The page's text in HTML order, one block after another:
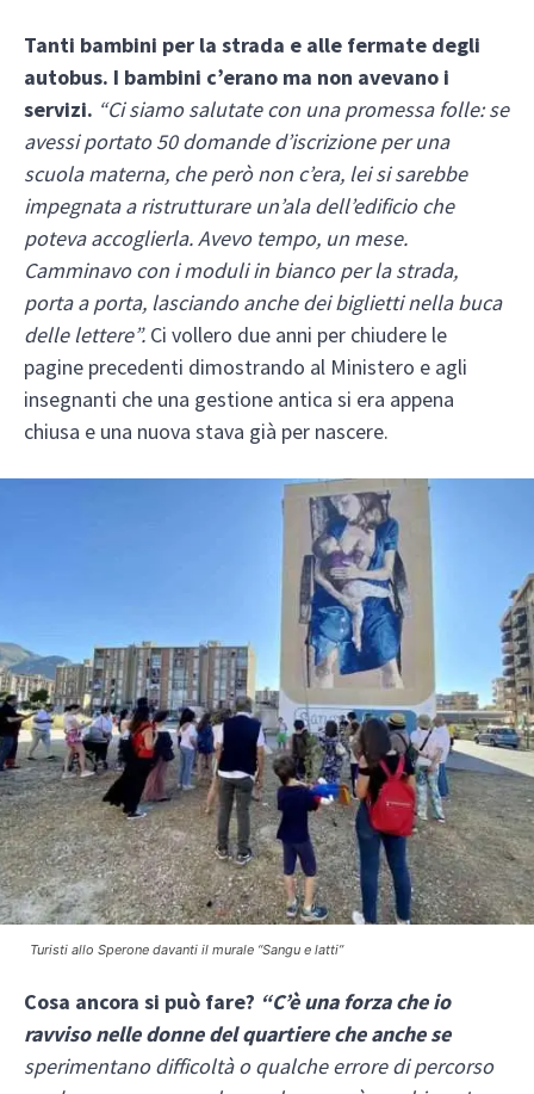
Tanti bambini per la strada e alle fermate degli
autobus. I bambini c’erano ma non avevano i
servizi. “Ci siamo salutate con una promessa folle: se
avessi portato 50 domande d’iscrizione per una
scuola materna, che però non c’era, lei si sarebbe
impegnata a ristrutturare un’ala dell’edificio che
poteva accoglierla. Avevo tempo, un mese.
Camminavo con i moduli in bianco per la strada,
porta a porta, lasciando anche dei biglietti nella buca
delle lettere”. Ci vollero due anni per chiudere le
pagine precedenti dimostrando al Ministero e agli
insegnanti che una gestione antica si era appena
chiusa e una nuova stava già per nascere.
Turisti allo Sperone davanti il murale “Sangu e latti”
Cosa ancora si può fare? “C’è una forza che io
ravviso nelle donne del quartiere che anche se
sperimentano difficoltà o qualche errore di percorso